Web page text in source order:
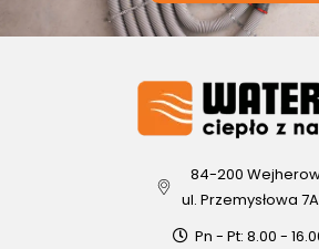
84-200
ul. Przemysłowa
Pn - Pt: 8.00 -